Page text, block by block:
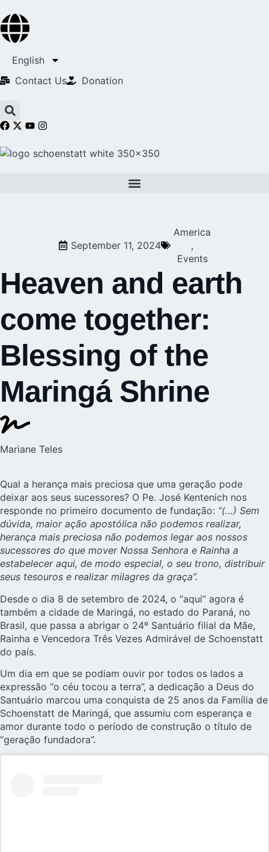
English
Contact Us​
Donation
September 11, 2024
America
,
Events
Heaven and earth
come together:
Blessing of the
Maringá Shrine
Mariane Teles
Qual a herança mais preciosa que uma geração pode
deixar aos seus sucessores? O Pe. José Kentenich nos
responde no primeiro documento de fundação: “(…) Sem
dúvida, maior ação apostólica não podemos realizar,
herança mais preciosa não podemos legar aos nossos
sucessores do que mover Nossa Senhora e Rainha a
estabelecer aqui, de modo especial, o seu trono, distribuir
seus tesouros e realizar milagres da graça”.
Desde o dia 8 de setembro de 2024, o “aqui” agora é
também a cidade de Maringá, no estado do Paraná, no
Brasil, que passa a abrigar o 24º Santuário filial da Mãe,
Rainha e Vencedora Três Vezes Admirável de Schoenstatt
do país.
Um dia em que se podiam ouvir por todos os lados a
expressão “o céu tocou a terra”, a dedicação a Deus do
Santuário marcou uma conquista de 25 anos da Família de
Schoenstatt de Maringá, que assumiu com esperança e
amor durante todo o período de construção o título de
“geração fundadora”.